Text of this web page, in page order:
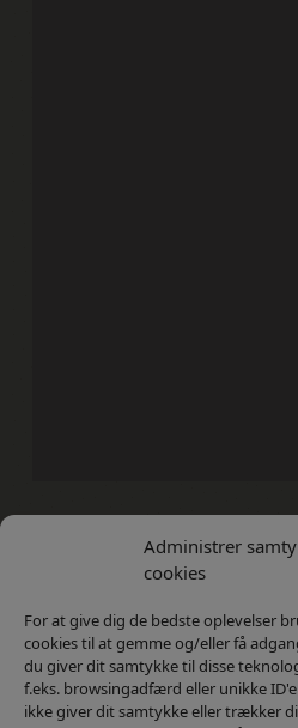
Administrer
cookies
For at give dig de bedste oplevelser
cookies til at gemme og/eller få
du giver dit samtykke til disse
f.eks. browsingadfærd eller unikke
ikke giver dit samtykke eller trækker
Kontakt